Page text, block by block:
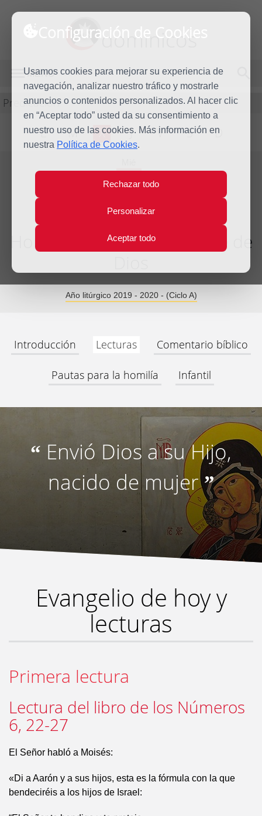
Configuración de Cookies
Usamos cookies para mejorar su experiencia de
navegación, analizar nuestro tráfico y mostrarle
anuncios o contenidos personalizados. Al hacer clic
en “Aceptar todo” usted da su consentimiento a
nuestro uso de las cookies. Más información en
nuestra Política de Cookies.
Rechazar todo
Personalizar
Aceptar todo
dominicos
MENÚ
Predicación
L M X J V S D
1
Ene
Homilía Santa María, Madre de
Año litúrgico 2019 - 2020 - (Ciclo A)
Introducción Lecturas Comentario bíblico
Pautas para la homilía Infantil
“ Envió Dios a su Hijo,
nacido de mujer”
Evangelio de hoy y
lecturas
Primera lectura
Lectura del libro de los Números
6, 22-27
El Señor habló a Moisés:
«Di a Aarón y a sus hijos, esta es la fórmula con la que
bendeciréis a los hijos de Israel: